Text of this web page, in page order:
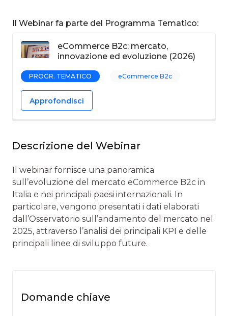
Il Webinar fa parte del Programma Tematico:
eCommerce B2c: mercato,
innovazione ed evoluzione (2026)
PROGR. TEMATICO eCommerce B2c
Approfondisci
Descrizione del Webinar
Il webinar fornisce una panoramica
sull’evoluzione del mercato eCommerce B2c in
Italia e nei principali paesi internazionali. In
particolare, vengono presentati i dati elaborati
dall’Osservatorio sull’andamento del mercato nel
2025, attraverso l’analisi dei principali KPI e delle
principali linee di sviluppo future.
Domande chiave